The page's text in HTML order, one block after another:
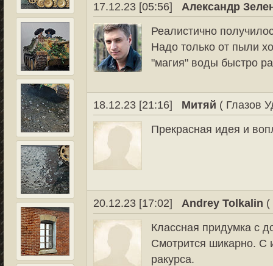
17.12.23 [05:56]
Александр
Реалистично
Надо только от пыли
"магия" воды быстро
18.12.23 [21:16] Митяй ( Глазов
Прекрасная идея и
20.12.23 [17:02] Andrey Tolkalin (
Классная придумка с
Смотрится шикарно. С
ракурса.